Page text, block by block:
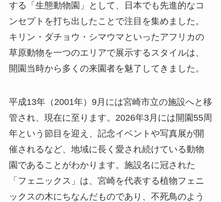
する「生態動物園」として、日本でも先進的なコ
ンセプトを打ち出したことで注目を集めました。
キリン・ダチョウ・シマウマといったアフリカの
草原動物を一つのエリアで展示するスタイルは、
開園当時から多くの来園者を魅了してきました。
平成13年（2001年）9月には宮崎市立の施設へと移
管され、現在に至ります。2026年3月には開園55周
年という節目を迎え、記念イベントや写真展が開
催されるなど、地域に長く愛され続けている動物
園であることがわかります。施設名に冠された
「フェニックス」は、宮崎を代表する植物フェニ
ックスの木にちなんだものであり、不死鳥のよう